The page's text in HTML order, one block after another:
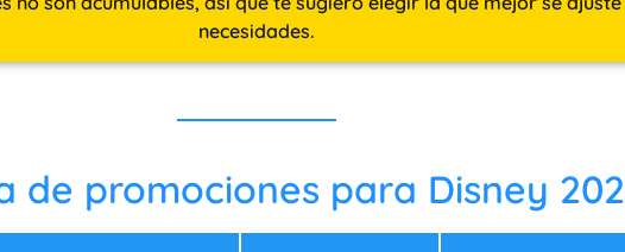
necesidades.
de promociones para Disney